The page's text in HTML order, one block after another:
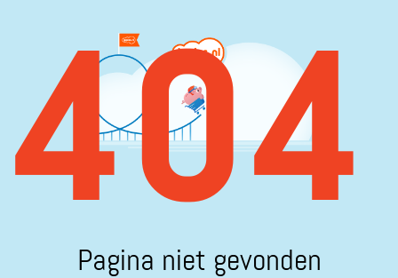
404
Pagina niet gevonden